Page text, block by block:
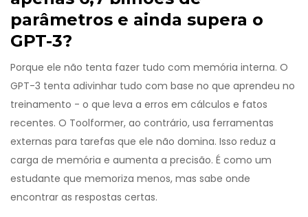
parâmetros e ainda supera o
GPT-3?
Porque ele não tenta fazer tudo com memória interna. O
GPT-3 tenta adivinhar tudo com base no que aprendeu no
treinamento - o que leva a erros em cálculos e fatos
recentes. O Toolformer, ao contrário, usa ferramentas
externas para tarefas que ele não domina. Isso reduz a
carga de memória e aumenta a precisão. É como um
estudante que memoriza menos, mas sabe onde
encontrar as respostas certas.